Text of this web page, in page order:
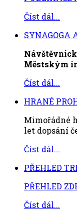
Číst dál...
SYNAGOGA
Městským
Číst dál...
HRANÉ
Mimořádné
let dopsání
Číst dál...
PŘEHLED
PŘEHLED
Číst dál...